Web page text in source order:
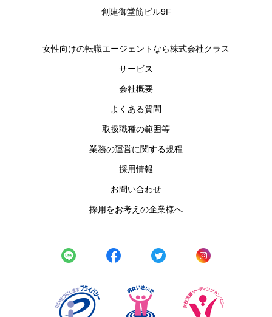
創建御堂筋ビル9F
女性向けの転職エージェントなら株式会社クラス
サービス
会社概要
よくある質問
取扱職種の範囲等
業務の運営に関する規程
採用情報
お問い合わせ
採用をお考えの企業様へ